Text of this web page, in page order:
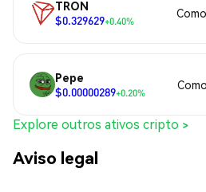
TRON
$0.329629+0.40%
Pepe
$0.00000289+0.20%
Explore outros ativos cripto >
Aviso legal